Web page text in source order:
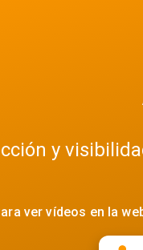
y
ver vídeos en la